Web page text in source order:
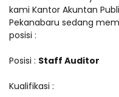
kami Kantor Akuntan
Pekanabaru sedang
posisi :
Posisi : Staff Auditor
Kualifikasi :